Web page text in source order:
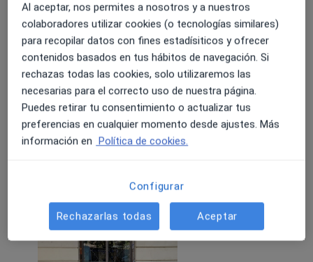
Plaça de Gal·la Placídia, 10, 5º Planta, Barcelona
08006
Reserve directamente si es consultante privado:
Reserve en sólo cuatro pasos si es consultante de
mutua:
1. Tiene el volante de autorización del psiquiatra
2. Ha tenido conmigo una llamada o videollamada
informativa?
3. Reserve visita presencial vía telefónica, ya que
son citas concertadas supeditada a la agenda.
Leer más
Al aceptar, nos permites a nosotros y a nuestros
colaboradores utilizar cookies (o tecnologías similares)
para recopilar datos con fines estadísiticos y ofrecer
contenidos basados en tus hábitos de navegación. Si
rechazas todas las cookies, solo utilizaremos las
necesarias para el correcto uso de nuestra página.
Puedes retirar tu consentimiento o actualizar tus
preferencias en cualquier momento desde ajustes. Más
información en Política de cookies.
Configurar
Rechazarlas todas Aceptar